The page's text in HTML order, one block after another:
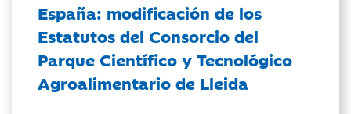
España: modificación de los
Estatutos del Consorcio del
Parque Científico y Tecnológico
Agroalimentario de Lleida